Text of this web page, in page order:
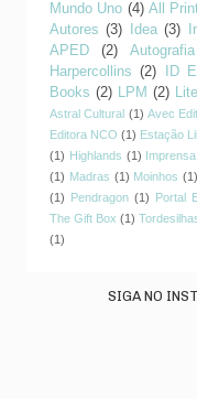
Mundo Uno (4) All
Autores (3) Idea (3)
APED
(2) Autografia
Harpercollins
(2) ID
Books (2) LPM (2)
Astral Cultural (1) Avec
Editora NCO (1) Estação
(1) Highlands (1)
(1) Madras (1) Moinhos (1)
(1)
Pendragon (1) Portal
The Gift Box (1)
(1)
SIGA NO